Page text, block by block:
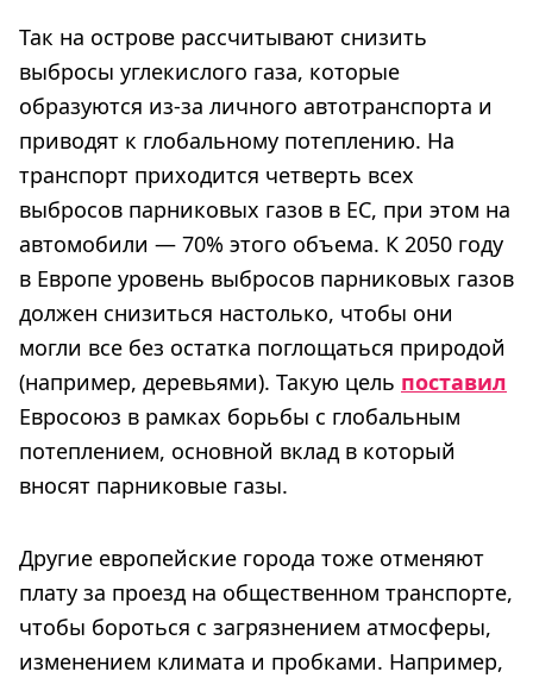
Так на острове рассчитывают снизить
выбросы углекислого газа, которые
образуются из-за личного автотранспорта и
приводят к глобальному потеплению. На
транспорт приходится четверть всех
выбросов парниковых газов в ЕС, при этом на
автомобили — 70% этого объема. К 2050 году
в Европе уровень выбросов парниковых газов
должен снизиться настолько, чтобы они
могли все без остатка поглощаться природой
(например, деревьями). Такую цель поставил
Евросоюз в рамках борьбы с глобальным
потеплением, основной вклад в который
вносят парниковые газы.
Другие европейские города тоже отменяют
плату за проезд на общественном транспорте,
чтобы бороться с загрязнением атмосферы,
изменением климата и пробками. Например,